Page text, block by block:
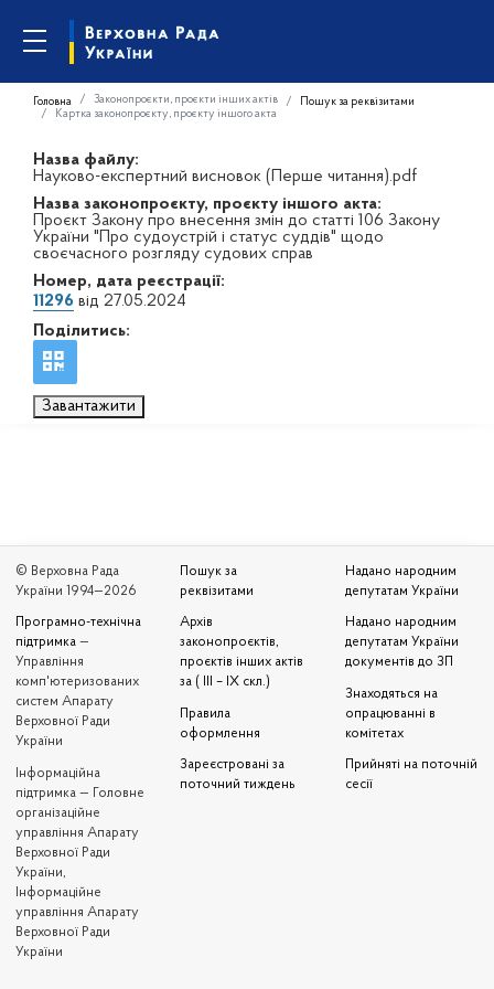
Головна Законопроєкти, проєкти інших актів
Пошук за реквізитами
Картка законопроєкту, проєкту іншого акта
Назва файлу:
Науково-експертний висновок (Перше читання).pdf
Назва законопроєкту, проєкту іншого акта:
Проєкт Закону про внесення змін до статті 106 Закону
України "Про судоустрій і статус суддів" щодо
своєчасного розгляду судових справ
Номер, дата реєстрації:
11296 від 27.05.2024
Поділитись:
Завантажити
© Верховна Рада
України 1994—2026
Програмно-технічна
підтримка —
Управління
комп'ютеризованих
систем Апарату
Верховної Ради
України
Iнформаційна
підтримка — Головне
організаційне
управління Апарату
Верховної Ради
України,
Інформаційне
управління Апарату
Верховної Ради
України
Пошук за
реквізитами
Архів
законопроєктів,
проєктів інших актів
за ( III – IX скл.)
Правила
оформлення
Зареєстровані за
поточний тиждень
Надано народним
депутатам України
Надано народним
депутатам України
документів до ЗП
Знаходяться на
опрацюванні в
комітетах
Прийняті на поточній
сесії